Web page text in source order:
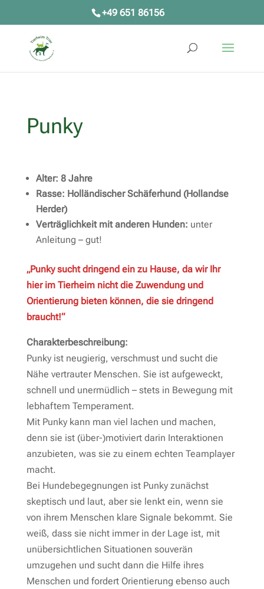
+49 651 86156
Punky
Alter: 8 Jahre
Rasse: Holländischer Schäferhund (Hollandse
Herder)
Verträglichkeit mit anderen Hunden: unter
Anleitung – gut!
„Punky sucht dringend ein zu Hause, da wir Ihr
hier im Tierheim nicht die Zuwendung und
Orientierung bieten können, die sie dringend
braucht!“
Charakterbeschreibung:
Punky ist neugierig, verschmust und sucht die
Nähe vertrauter Menschen. Sie ist aufgeweckt,
schnell und unermüdlich – stets in Bewegung mit
lebhaftem Temperament.
Mit Punky kann man viel lachen und machen,
denn sie ist (über-)motiviert darin Interaktionen
anzubieten, was sie zu einem echten Teamplayer
macht.
Bei Hundebegegnungen ist Punky zunächst
skeptisch und laut, aber sie lenkt ein, wenn sie
von ihrem Menschen klare Signale bekommt. Sie
weiß, dass sie nicht immer in der Lage ist, mit
unübersichtlichen Situationen souverän
umzugehen und sucht dann die Hilfe ihres
Menschen und fordert Orientierung ebenso auch